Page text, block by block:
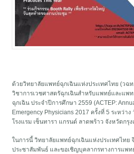
ด้วยวิทยาลัยแพทย์ฉุกเฉินแห่งประเทศไทย (วฉ
วิชาการเวชศาสตรัฉุกเฉินสำหรับแพทย์และแพ
ฉุกเฉิน ประจำปีการศึกษา 2559 (ACTEP:
Emergency Physicians 2017 ครั้งที่ 5 ระหว่
โรงแรม เซ็นทารา แกรนด์ ลาดพร้าว จังหวัดกรุ
ในการนี้ วิทยาลัยแพทย์ฉุกเฉินแห่งประเทศไทย
ประชาสัมพันธ์ และขอเชิญบุคลากรทางการแพ